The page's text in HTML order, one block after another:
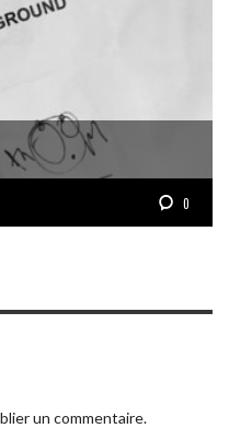
0
un commentaire.